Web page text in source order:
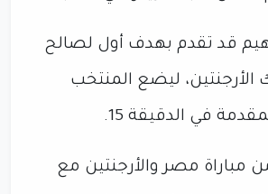
قد تقدم بهدف أول لصالح
ليضع المنتخب
في الدقيقة 15.
مباراة مصر والأرجنتين مع